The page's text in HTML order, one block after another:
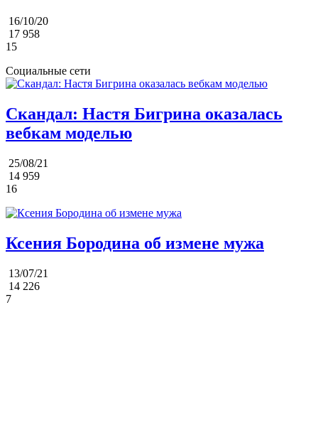
16/10/20
17 958
15
Социальные сети
Скандал: Настя Бигрина оказалась
вебкам моделью
25/08/21
14 959
16
Ксения Бородина об измене мужа
13/07/21
14 226
7